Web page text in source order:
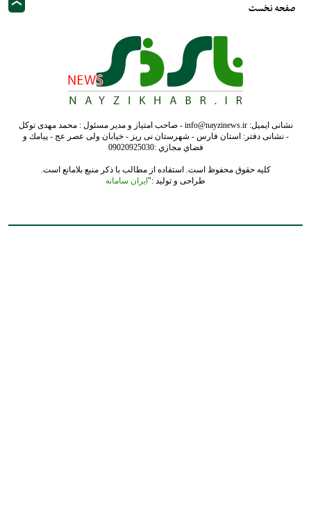
صفحه نخست
نشانی ایمیل: info@nayzinews.ir - صاحب امتیاز و مدیر مسئول : محمد مهدی توکل
- نشانی دفتر: استان فارس - شهرستان نی ریز - خیابان ولی عصر عج - پيامك و
فضاي مجازي :09020925030
کلیه حقوق محفوظ است. استفاده از مطالب با ذکر منبع بلامانع است.
طراحی و تولید :" ایران سامانه